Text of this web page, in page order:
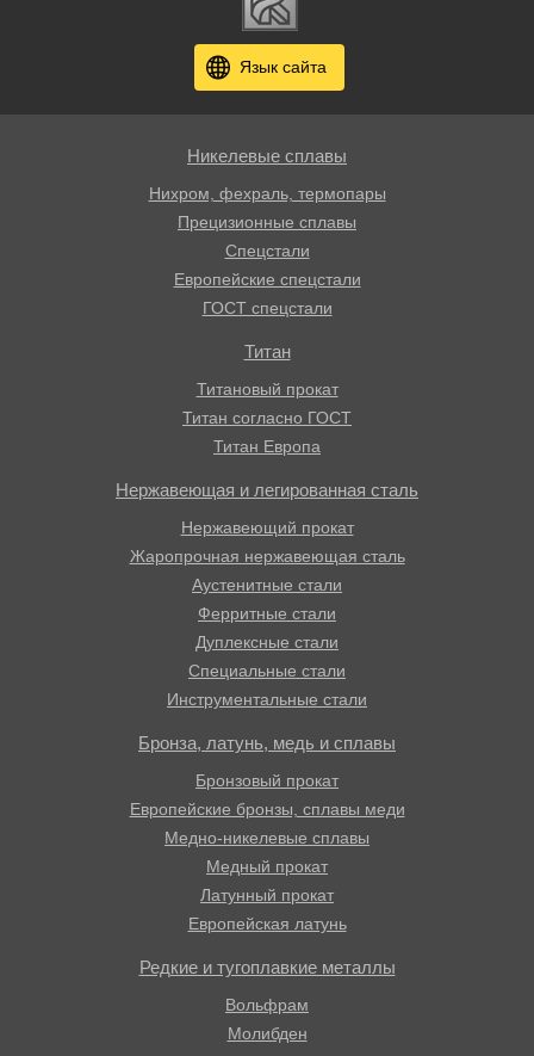
Язык сайта
Никелевые сплавы
Нихром, фехраль, термопары
Прецизионные сплавы
Спецстали
Европейские спецстали
ГОСТ спецстали
Титан
Титановый прокат
Титан согласно ГОСТ
Титан Европа
Нержавеющая и легированная сталь
Нержавеющий прокат
Жаропрочная нержавеющая сталь
Аустенитные стали
Ферритные стали
Дуплексные стали
Специальные стали
Инструментальные стали
Бронза, латунь, медь и сплавы
Бронзовый прокат
Европейские бронзы, сплавы меди
Медно-никелевые сплавы
Медный прокат
Латунный прокат
Европейская латунь
Редкие и тугоплавкие металлы
Вольфрам
Молибден